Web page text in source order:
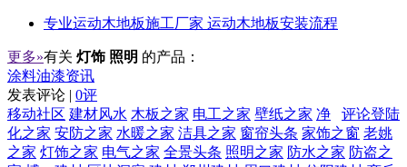
专业运动木地板施工厂家 运动木地板安装流程
更多»有关 灯饰 照明 的产品：
涂料油漆资讯
发表评论 | 0评
评论登陆
移动社区 建材风水 木板之家 电工之家 壁纸之家 净
化之家 安防之家 水暖之家 洁具之家 窗帘头条 家饰之窗 老姚
之家 灯饰之家 电气之家 全景头条 照明之家 防水之家 防盗之